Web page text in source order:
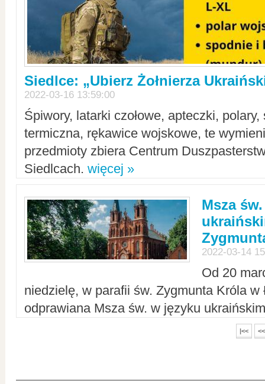
Siedlce: „Ubierz Żołnierza
2022-03-16 13:59:00
Śpiwory, latarki czołowe, apteczki,
termiczna, rękawice wojskowe, te
przedmioty zbiera Centrum
Siedlcach. więcej »
Msza
2022-03-14
Od 20
niedzielę, w parafii św. Zygmunta Króla w
odprawiana Msza św. w języku
|<< <<